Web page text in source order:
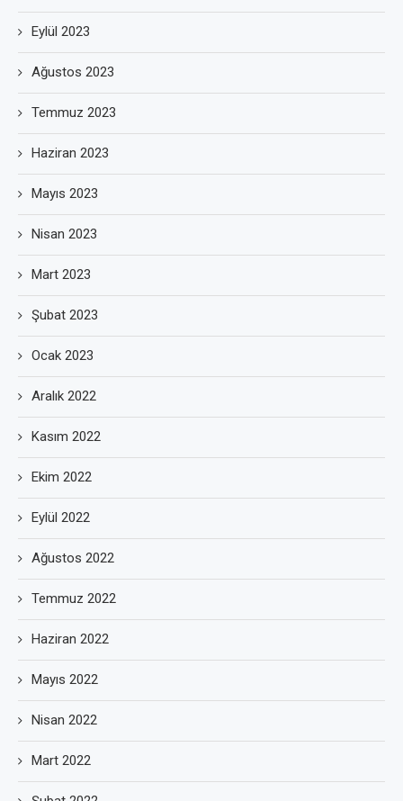
Eylül 2023
Ağustos 2023
Temmuz 2023
Haziran 2023
Mayıs 2023
Nisan 2023
Mart 2023
Şubat 2023
Ocak 2023
Aralık 2022
Kasım 2022
Ekim 2022
Eylül 2022
Ağustos 2022
Temmuz 2022
Haziran 2022
Mayıs 2022
Nisan 2022
Mart 2022